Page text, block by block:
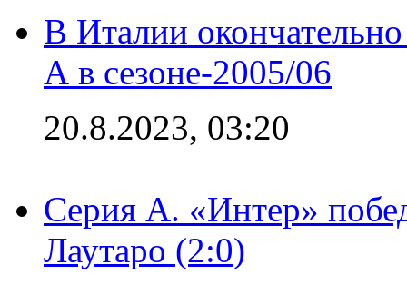
В Италии
А в сезоне-2005/06
20.8.2023, 03:20
Серия А. «Интер»
Лаутаро (2:0)